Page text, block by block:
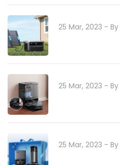
25 Mar, 2023 - By
25 Mar, 2023 - By
25 Mar, 2023 - By